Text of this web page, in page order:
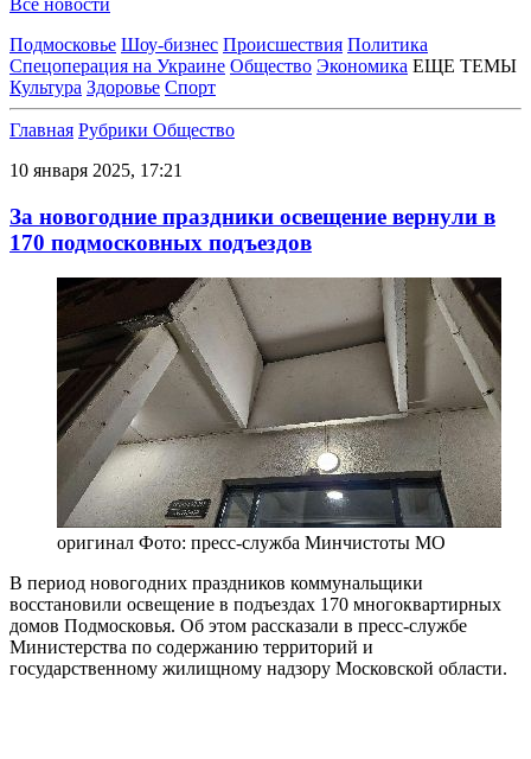
Все новости
Подмосковье Шоу-бизнес Происшествия Политика
Спецоперация на Украине Общество Экономика ЕЩЕ ТЕМЫ
Культура Здоровье Спорт
Главная Рубрики Общество
10 января 2025, 17:21
За новогодние праздники освещение вернули в
170 подмосковных подъездов
оригинал Фото: пресс-служба Минчистоты МО
В период новогодних праздников коммунальщики
восстановили освещение в подъездах 170 многоквартирных
домов Подмосковья. Об этом рассказали в пресс-службе
Министерства по содержанию территорий и
государственному жилищному надзору Московской области.